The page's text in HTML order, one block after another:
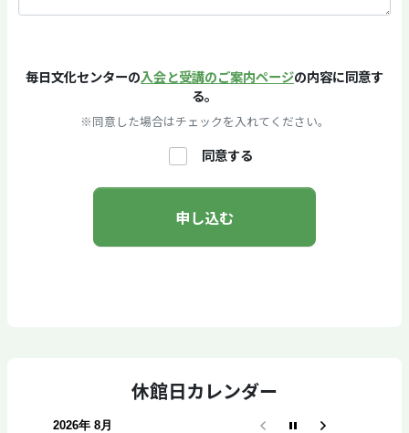
休館日カレンダー
2026年 8月
毎日文化センターの入会と受講のご案内ページの内容に同意す
る。
※同意した場合はチェックを入れてください。
同意する